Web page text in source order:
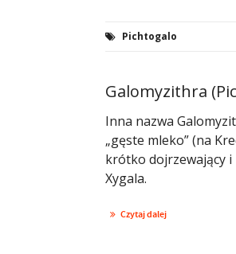
Pichtogalo
Galomyzithra
Inna nazwa
„gęste mleko” (na
krótko dojrzewający i
Xygala.
Czytaj dalej